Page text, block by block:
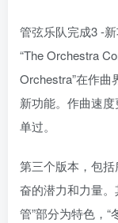
管弦乐队完成3 -
“The Orchestra
Orchestra”在作
新功能。作曲速
单过。
第三个版本，包
奋的潜力和力量。
管”部分为特色，